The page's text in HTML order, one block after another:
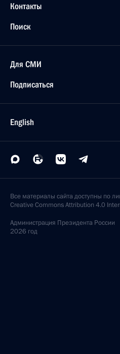
Контакты
Поиск
Для СМИ
Подписаться
English
Все материалы сайта доступны по
Creative Commons Attribution 4.0
Администрация Президента России
2026 год